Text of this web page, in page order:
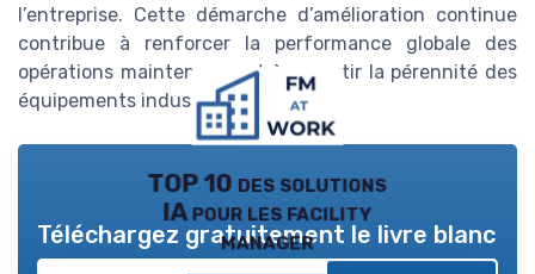
l’entreprise. Cette démarche d’amélioration continue
contribue à renforcer la performance globale des
opérations maintenance et à garantir la pérennité des
équipements industriels.
TOP 10 des solutions
IA pour les facility
manager
Téléchargez gratuitement le livre blanc